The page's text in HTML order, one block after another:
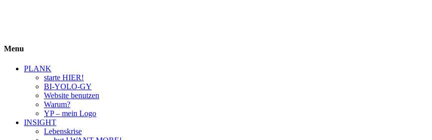
Menu
PLANK
starte HIER!
BI-YOLO-GY
Website benutzen
Warum?
YP – mein Logo
INSIGHT
Lebenskrise